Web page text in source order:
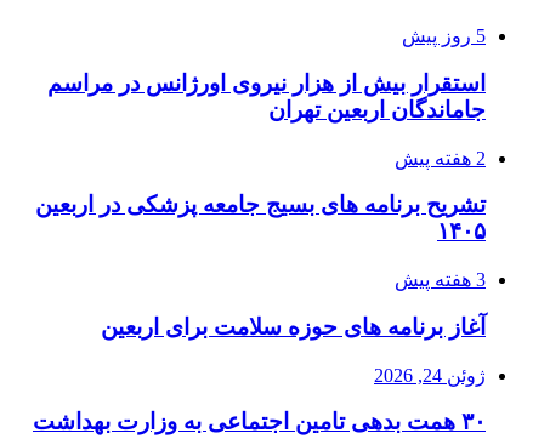
5 روز پیش
استقرار بیش از هزار نیروی اورژانس در مراسم
جاماندگان اربعین تهران
2 هفته پیش
تشریح برنامه های بسیج جامعه پزشکی در اربعین
۱۴۰۵
3 هفته پیش
آغاز برنامه های حوزه سلامت برای اربعین
ژوئن 24, 2026
۳۰ همت بدهی تامین اجتماعی به وزارت بهداشت